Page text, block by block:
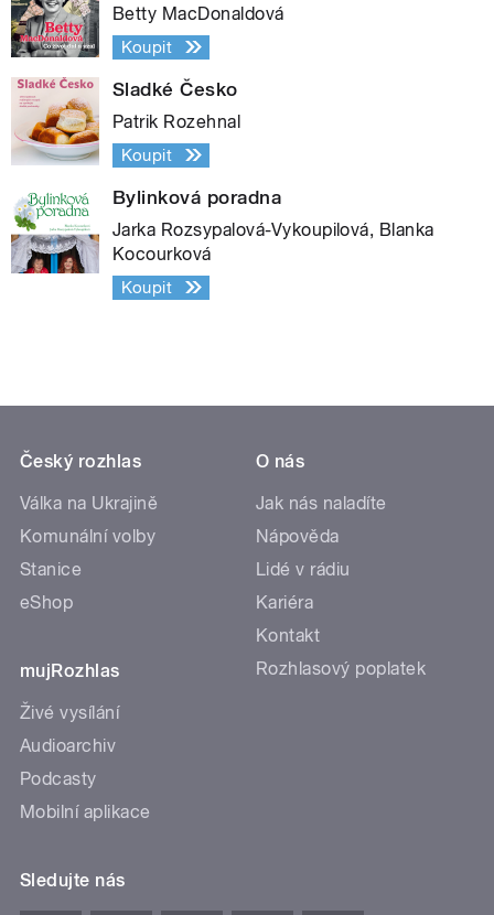
Betty MacDonaldová
Koupit
Sladké Česko
Patrik Rozehnal
Koupit
Bylinková poradna
Jarka Rozsypalová-Vykoupilová, Blanka
Kocourková
Koupit
Český rozhlas
Válka na Ukrajině
Komunální volby
Stanice
eShop
mujRozhlas
Živé vysílání
Audioarchiv
Podcasty
Mobilní aplikace
O nás
Jak nás naladíte
Nápověda
Lidé v rádiu
Kariéra
Kontakt
Rozhlasový poplatek
Sledujte nás